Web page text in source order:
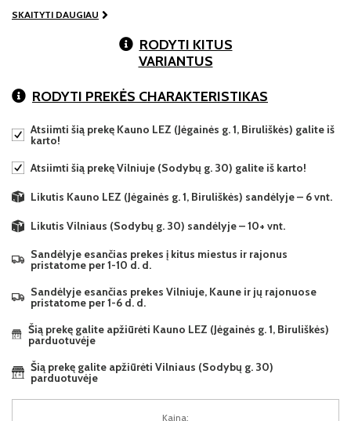
SKAITYTI DAUGIAU
RODYTI KITUS
VARIANTUS
RODYTI PREKĖS CHARAKTERISTIKAS
Atsiimti šią prekę Kauno LEZ (Jėgainės g. 1, Biruliškės) galite iš
karto!
Atsiimti šią prekę Vilniuje (Sodybų g. 30) galite iš karto!
Likutis Kauno LEZ (Jėgainės g. 1, Biruliškės) sandėlyje – 6 vnt.
Likutis Vilniaus (Sodybų g. 30) sandėlyje – 10+ vnt.
Sandėlyje esančias prekes į kitus miestus ir rajonus
pristatome per 1-10 d. d.
Sandėlyje esančias prekes Vilniuje, Kaune ir jų rajonuose
pristatome per 1-6 d. d.
Šią prekę galite apžiūrėti Kauno LEZ (Jėgainės g. 1, Biruliškės)
parduotuvėje
Šią prekę galite apžiūrėti Vilniaus (Sodybų g. 30)
parduotuvėje
Kaina: